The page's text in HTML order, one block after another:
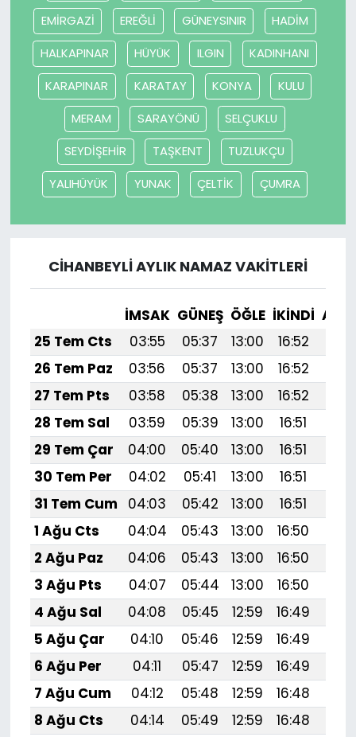
EMİRGAZİ
EREĞLİ GÜNEYSINIR
HADİM
HALKAPINAR
HÜYÜK ILGIN
KADINHANI
KARAPINAR
KARATAY KONYA
KULU
MERAM
SARAYÖNÜ
SELÇUKLU
SEYDİŞEHİR
TAŞKENT
TUZLUKÇU
YALIHÜYÜK
YUNAK ÇELTİK ÇUMRA
CİHANBEYLİ AYLIK NAMAZ VAKITLERI
İMSAK GÜNEŞ ÖĞLE İKINDI
25 Tem Cts
03:55 05:37 13:00 16:52
26 Tem Paz
03:56 05:37 13:00 16:52
27 Tem Pts
03:58 05:38 13:00 16:52
28 Tem Sal
03:59 05:39 13:00 16:51
29 Tem Çar
04:00 05:40 13:00 16:51
30 Tem Per
04:02 05:41 13:00 16:51
31 Tem Cum
04:03 05:42 13:00 16:51
1 Ağu Cts
04:04 05:43 13:00 16:50
2 Ağu Paz
04:06 05:43 13:00 16:50
3 Ağu Pts
04:07 05:44 13:00 16:50
4 Ağu Sal
04:08 05:45 12:59 16:49
5 Ağu Çar
04:10 05:46 12:59 16:49
6 Ağu Per
04:11 05:47 12:59 16:49
7 Ağu Cum
04:12 05:48 12:59 16:48
8 Ağu Cts
04:14 05:49 12:59 16:48